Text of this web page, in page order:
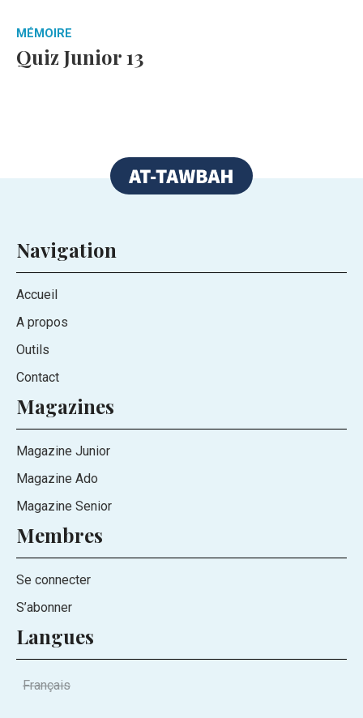
MÉMOIRE
Quiz Junior 13
Navigation
Accueil
A propos
Outils
Contact
Magazines
Magazine Junior
Magazine Ado
Magazine Senior
Membres
Se connecter
S’abonner
Langues
Français